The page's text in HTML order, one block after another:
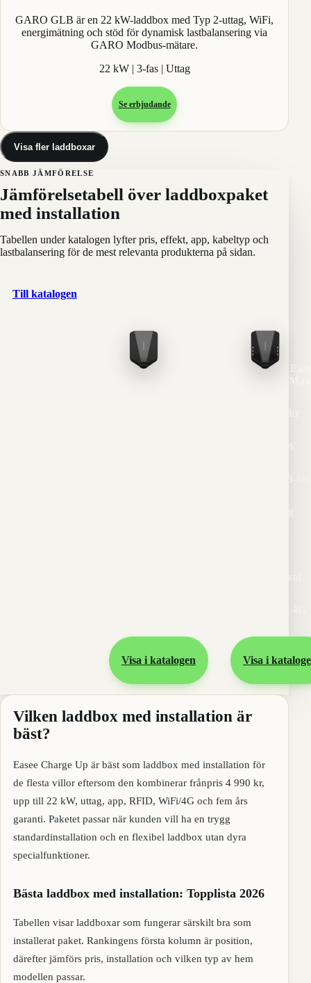
GARO GLB är en 22 kW-laddbox med Typ 2-uttag, WiFi,
energimätning och stöd för dynamisk lastbalansering via
GARO Modbus-mätare.
22 kW | 3-fas | Uttag
Se erbjudande
Visa fler laddboxar
SNABB JÄMFÖRELSE
Jämförelsetabell över laddboxpaket
med installation
Tabellen under katalogen lyfter pris, effekt, app, kabeltyp och
lastbalansering för de mest relevanta produkterna på sidan.
Till katalogen
Visa i katalogen Visa i
Vilken laddbox med installation är
bäst?
Easee Charge Up är bäst som laddbox med installation för
de flesta villor eftersom den kombinerar frånpris 4 990 kr,
upp till 22 kW, uttag, app, RFID, WiFi/4G och fem års
garanti. Paketet passar när kunden vill ha en trygg
standardinstallation och en flexibel laddbox utan dyra
specialfunktioner.
Bästa laddbox med installation: Topplista 2026
Tabellen visar laddboxar som fungerar särskilt bra som
installerat paket. Rankingens första kolumn är position,
därefter jämförs pris, installation och vilken typ av hem
modellen passar.